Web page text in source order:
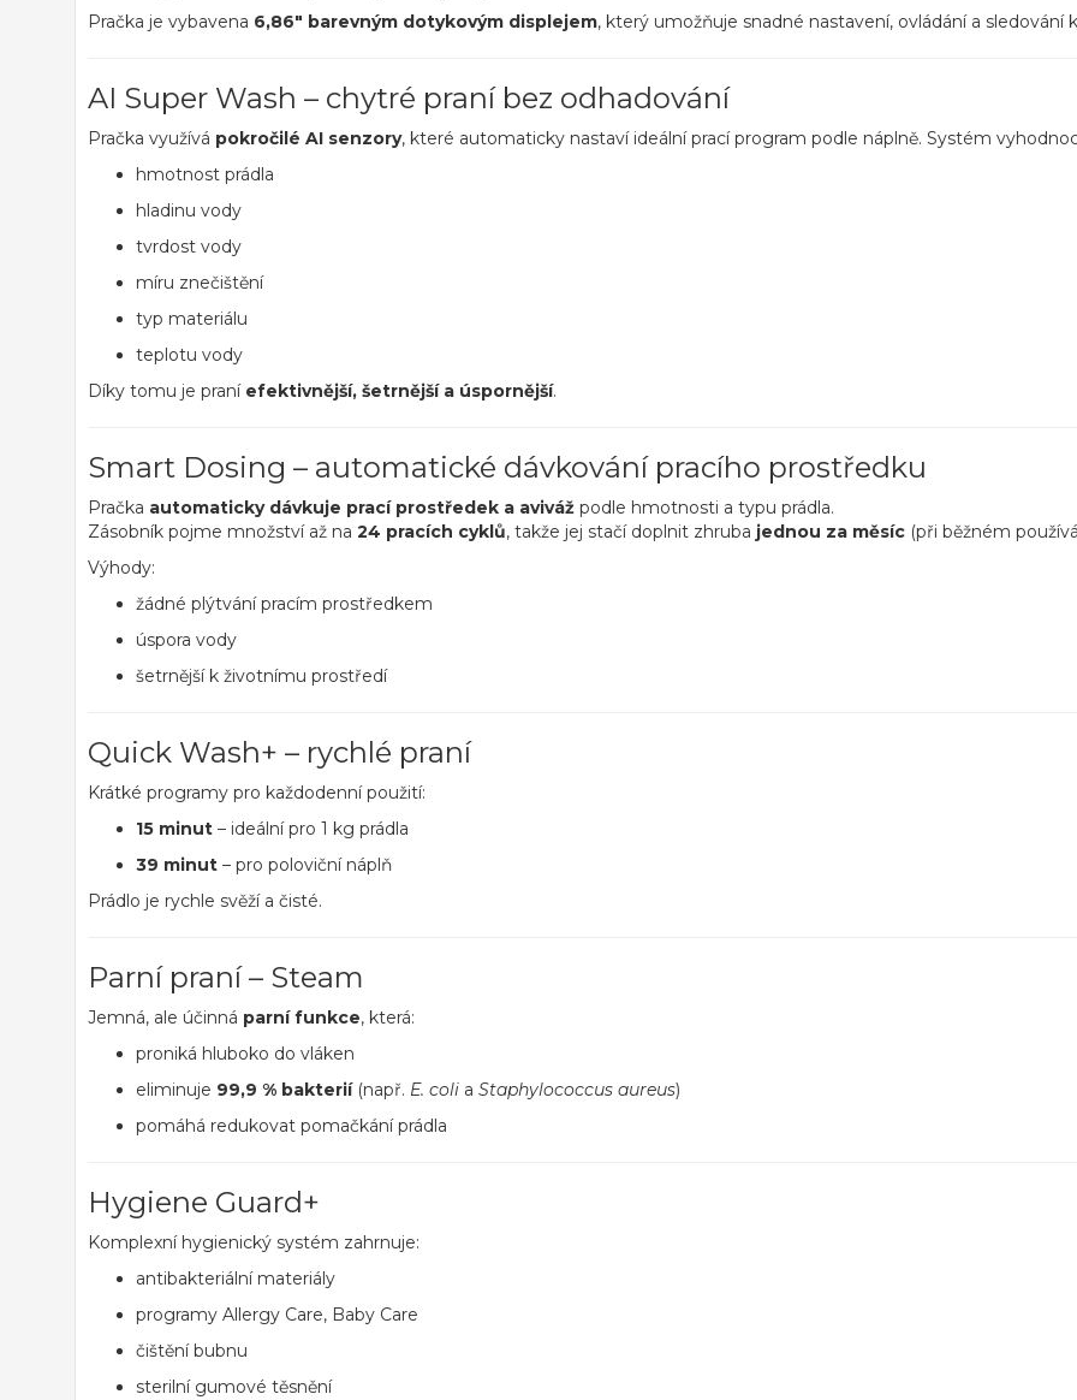
Pračka je vybavena 6,86" barevným dotykovým displejem, který umožňuje snadné nastavení, ovládání a sledování
AI Super Wash – chytré praní bez odhadování
Pračka využívá pokročilé AI senzory, které automaticky nastaví ideální prací program podle náplně. Systém
hmotnost prádla
hladinu vody
tvrdost vody
míru znečištění
typ materiálu
teplotu vody
Díky tomu je praní efektivnější, šetrnější a úspornější.
Smart Dosing – automatické dávkování pracího prostředku
Pračka automaticky dávkuje prací prostředek a aviváž podle hmotnosti a typu prádla.
Zásobník pojme množství až na 24 pracích cyklů, takže jej stačí doplnit zhruba jednou za měsíc (při běžném
Výhody:
žádné plýtvání pracím prostředkem
úspora vody
šetrnější k životnímu prostředí
Quick Wash+ – rychlé praní
Krátké programy pro každodenní použití:
15 minut – ideální pro 1 kg prádla
39 minut – pro poloviční náplň
Prádlo je rychle svěží a čisté.
Parní praní – Steam
Jemná, ale účinná parní funkce, která:
proniká hluboko do vláken
eliminuje 99,9 % bakterií(např. E. coli a Staphylococcus aureus)
pomáhá redukovat pomačkání prádla
Hygiene Guard+
Komplexní hygienický systém zahrnuje:
antibakteriální materiály
programy Allergy Care, Baby Care
čištění bubnu
sterilní gumové těsnění